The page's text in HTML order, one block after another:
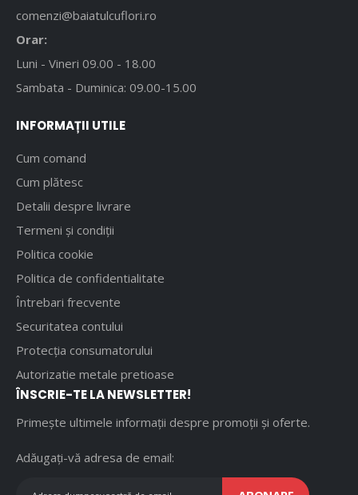
comenzi@baiatulcuflori.ro
Orar:
Luni - Vineri 09.00 - 18.00
Sambata - Duminica: 09.00-15.00
INFORMAȚII UTILE
Cum comand
Cum plătesc
Detalii despre livrare
Termeni și condiții
Politica cookie
Politica de confidentialitate
Întrebari frecvente
Securitatea contului
Protecția consumatorului
Autorizatie metale pretioase
ÎNSCRIE-TE LA NEWSLETTER!
Primește ultimele informații despre promoții și oferte.
Adăugați-vă adresa de email: